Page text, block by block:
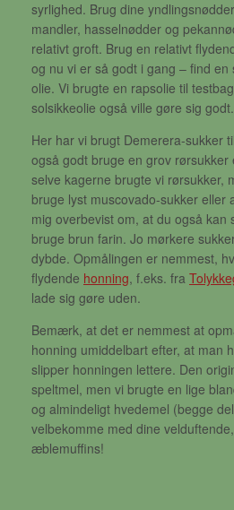
syrlighed. Brug dine
mandler, hasselnødder og
relativt groft. Brug en relativt
og nu vi er så godt i gang – find
olie. Vi brugte en rapsolie til
solsikkeolie også ville gøre sig godt.
Her har vi brugt Demerera-sukker
også godt bruge en grov rørsukker
selve kagerne brugte vi rørsukker,
bruge lyst muscovado-sukker eller
mig overbevist om, at du også kan
bruge brun farin. Jo mørkere
dybde. Opmålingen er nemmest,
flydende honning, f.eks. fra
lade sig gøre uden.
Bemærk, at det er nemmest at
honning umiddelbart efter, at man
slipper honningen lettere. Den
speltmel, men vi brugte en lige
og almindeligt hvedemel (begge
velbekomme med dine
æblemuffins!